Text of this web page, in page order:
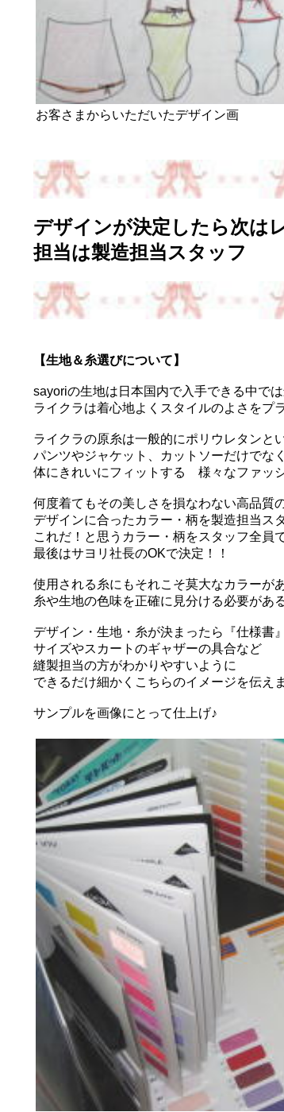
お客さまからいただいたデザイン画
デザインが決定したら次は
担当は製造担当スタッフ
【生地＆糸選びについて】
sayoriの生地は日本国内で入手できる中で
ライクラは着心地よくスタイルのよさをプ
ライクラの原糸は一般的にポリウレタンと
パンツやジャケット、カットソーだけで
体にきれいにフィットする 様々なファッ
何度着てもその美しさを損なわない高品質
デザインに合ったカラー・柄を製造担当ス
これだ！と思うカラー・柄をスタッフ全員
最後はサヨリ社長のOKで決定！！
使用される糸にもそれこそ莫大なカラー
糸や生地の色味を正確に見分ける必要があ
デザイン・生地・糸が決まったら『仕様書
サイズやスカートのギャザーの具合など
縫製担当の方がわかりやすいように
できるだけ細かくこちらのイメージを伝え
サンプルを画像にとって仕上げ♪